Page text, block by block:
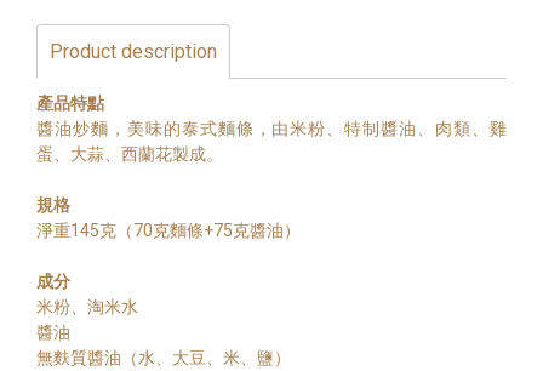
Product description
產品特點
醬油炒麵，美味的泰式麵條，由米粉、特制醬油、肉類、雞
蛋、大蒜、西蘭花製成。
規格
淨重145克（70克麵條+75克醬油）
成分
米粉、淘米水
醬油
無麩質醬油（水、大豆、米、鹽）